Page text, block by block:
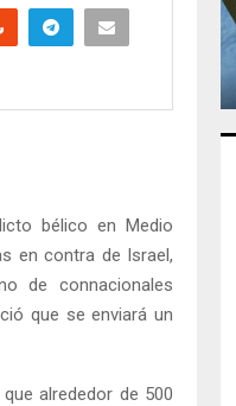
bélico en Medio
en contra de Israel,
de connacionales
que se enviará un
alrededor de 500